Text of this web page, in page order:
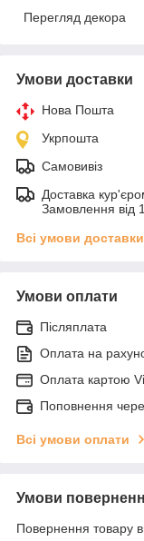
Перегляд декора
Умови доставки
Нова Пошта
Укрпошта
Самовивіз
Доставка
Замовлення від
Всі умови доставки
Умови оплати
Післяплата
Оплата на
Оплата картою
Поповнення
Всі умови оплати
Умови
Повернення товару